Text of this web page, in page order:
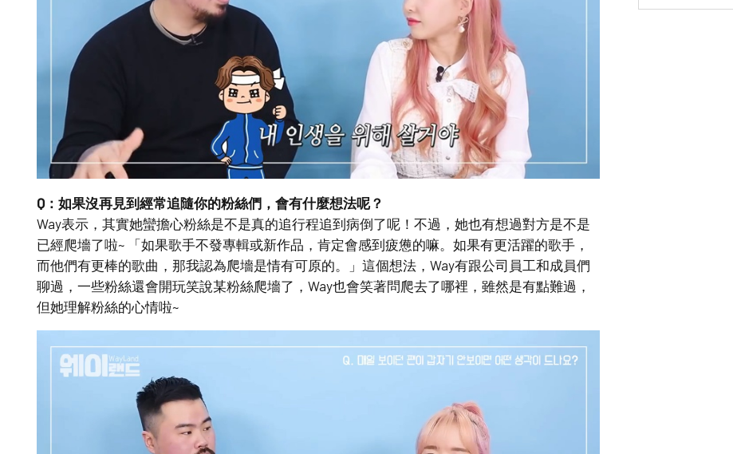
Q：如果沒再見到經常追隨你的粉絲們，會有什麼想法呢？
Way表示，其實她蠻擔心粉絲是不是真的追行程追到病倒了呢！不過，她也有想過對方是不是
已經爬墻了啦~ 「如果歌手不發專輯或新作品，肯定會感到疲憊的嘛。如果有更活躍的歌手，
而他們有更棒的歌曲，那我認為爬墻是情有可原的。」這個想法，Way有跟公司員工和成員們
聊過，一些粉絲還會開玩笑說某粉絲爬墻了，Way也會笑著問爬去了哪裡，雖然是有點難過，
但她理解粉絲的心情啦~